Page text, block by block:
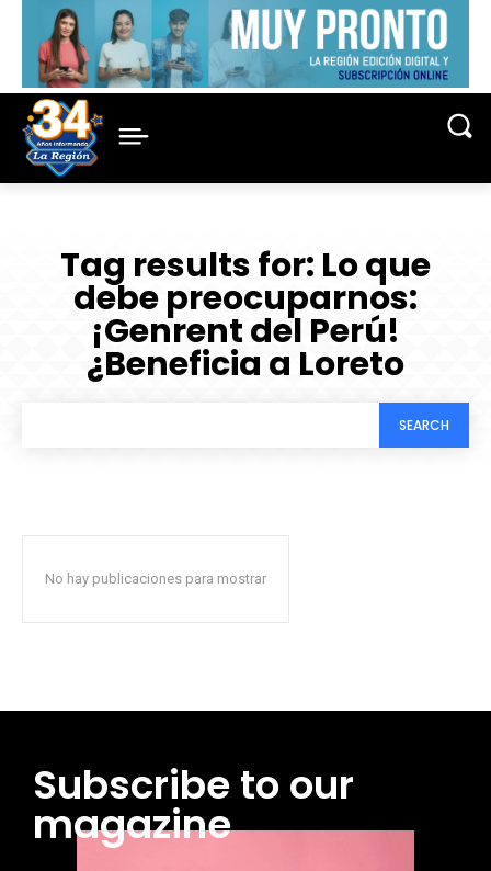
Tag results for: Lo que
debe preocuparnos:
¡Genrent del Perú!
¿Beneficia a Loreto
SEARCH
No hay publicaciones para mostrar
Subscribe to our
magazine